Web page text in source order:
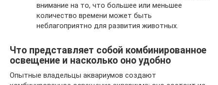
внимание на то, что большее или меньшее
количество времени может быть
неблагоприятно для развития животных.
Что представляет собой комбинированное
освещение и насколько оно удобно
Опытные владельцы аквариумов создают